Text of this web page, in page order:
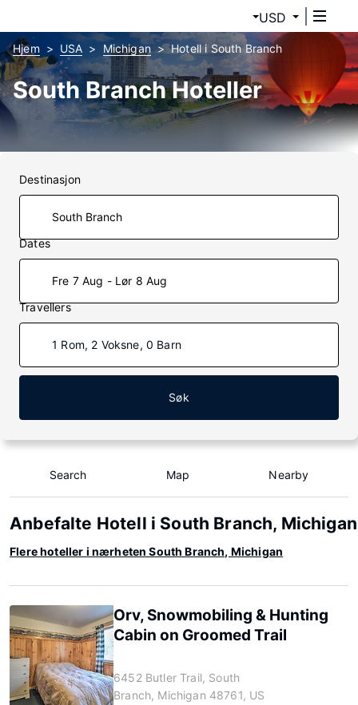
USD
Hjem USA Michigan Hotell i South Branch
South Branch Hoteller
Destinasjon
Dates
Fre 7 Aug - Lør 8 Aug
Travellers
1 Rom, 2 Voksne, 0 Barn
Søk
Search Map Nearby
Anbefalte Hotell i South Branch, Michigan
Flere hoteller i nærheten South Branch, Michigan
Orv, Snowmobiling & Hunting
Cabin on Groomed Trail
6452 Butler Trail, South
Branch, Michigan 48761, US